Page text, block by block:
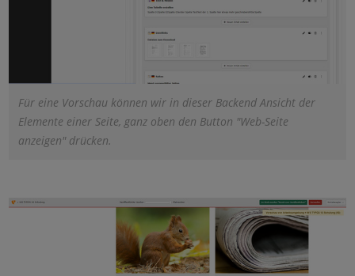
Für eine Vorschau können wir in dieser Backend Ansicht der
Elemente einer Seite, ganz oben den Button "Web-Seite
anzeigen" drücken.